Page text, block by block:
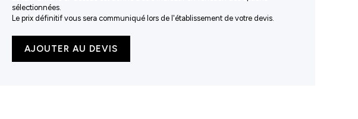
sélectionnées.
Le prix définitif vous sera communiqué lors de l'établissement de votre devis.
quantité
AJOUTER AU DEVIS